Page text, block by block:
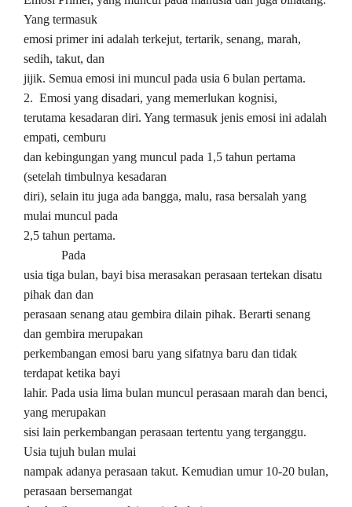
Yang termasuk
emosi primer ini adalah terkejut, tertarik, senang, marah,
sedih, takut, dan
jijik. Semua emosi ini muncul pada usia 6 bulan pertama.
2. Emosi yang disadari, yang memerlukan kognisi,
terutama kesadaran diri. Yang termasuk jenis emosi ini adalah
empati, cemburu
dan kebingungan yang muncul pada 1,5 tahun pertama
(setelah timbulnya kesadaran
diri), selain itu juga ada bangga, malu, rasa bersalah yang
mulai muncul pada
2,5 tahun pertama.
Pada
usia tiga bulan, bayi bisa merasakan perasaan tertekan disatu
pihak dan dan
perasaan senang atau gembira dilain pihak. Berarti senang
dan gembira merupakan
perkembangan emosi baru yang sifatnya baru dan tidak
terdapat ketika bayi
lahir. Pada usia lima bulan muncul perasaan marah dan benci,
yang merupakan
sisi lain perkembangan perasaan tertentu yang terganggu.
Usia tujuh bulan mulai
nampak adanya perasaan takut. Kemudian umur 10-20 bulan,
perasaan bersemangat